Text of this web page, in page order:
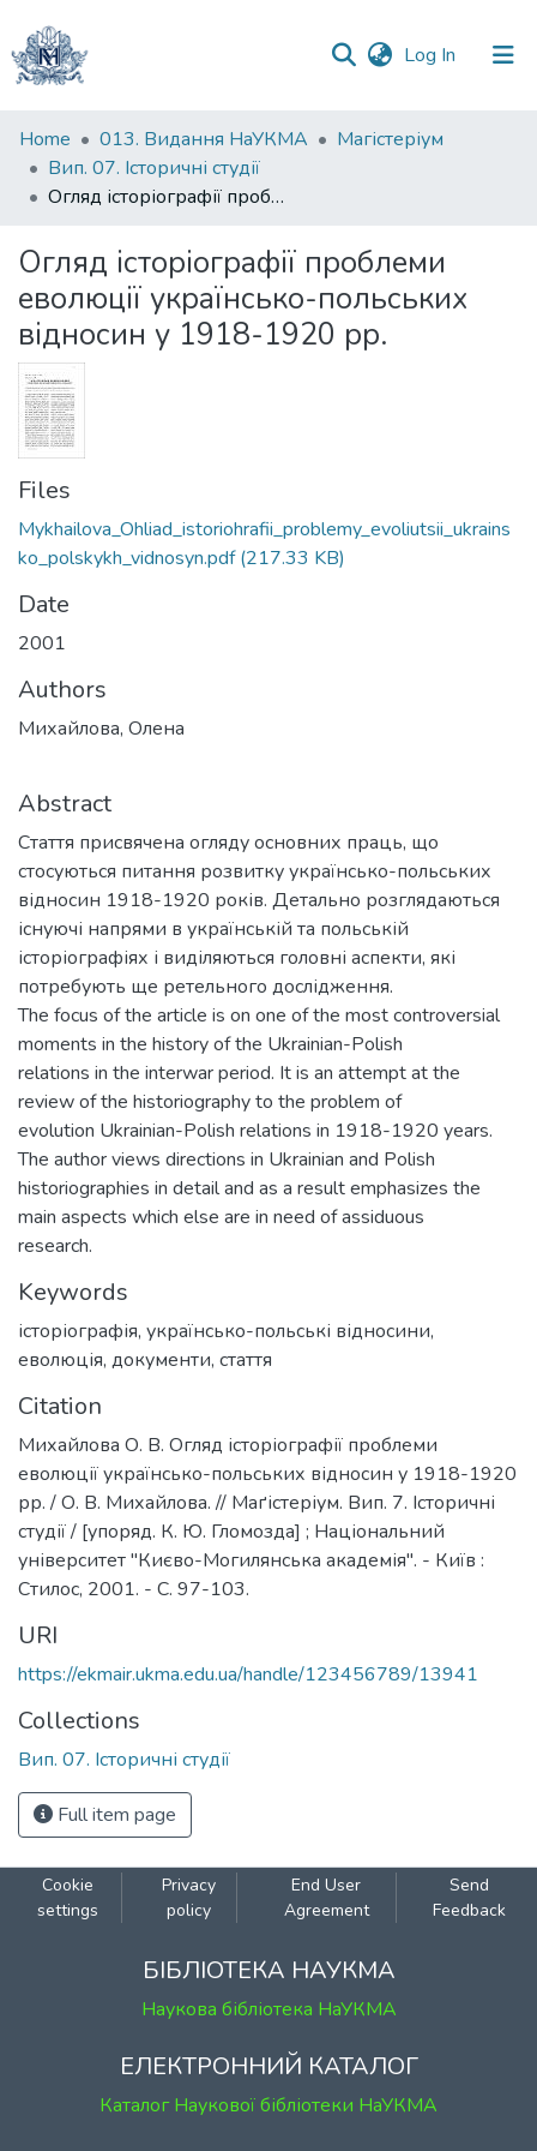
Log In (current)
Communities
&
Collections
Statistics
Home 013. Видання НаУКМА
Магістеріум
Вип. 07. Історичні студії
Огляд історіографії проблеми еволюції українсько-польських відносин у 1918-1920 рр.
Огляд історіографії проблеми
еволюції українсько-польських
відносин у 1918-1920 рр.
Files
Mykhailova_Ohliad_istoriohrafii_problemy_evoliutsii_ukrains
ko_polskykh_vidnosyn.pdf(217.33 KB)
Date
2001
Authors
Михайлова, Олена
Abstract
Стаття присвячена огляду основних праць, що
стосуються питання розвитку українсько-польських
відносин 1918-1920 років. Детально розглядаються
існуючі напрями в українській та польській
історіографіях і виділяються головні аспекти, які
потребують ще ретельного дослідження.
The focus of the article is on one of the most controversial
moments in the history of the Ukrainian-Polish
relations in the interwar period. It is an attempt at the
review of the historiography to the problem of
evolution Ukrainian-Polish relations in 1918-1920 years.
The author views directions in Ukrainian and Polish
historiographies in detail and as a result emphasizes the
main aspects which else are in need of assiduous
research.
Keywords
історіографія, українсько-польські відносини,
еволюція, документи, стаття
Citation
Михайлова О. В. Огляд історіографії проблеми
еволюції українсько-польських відносин у 1918-1920
рр. / О. В. Михайлова. // Маґістеріум. Вип. 7. Історичні
студії / [упоряд. К. Ю. Гломозда] ; Національний
університет "Києво-Могилянська академія". - Київ :
Стилос, 2001. - C. 97-103.
URI
https://ekmair.ukma.edu.ua/handle/123456789/13941
Collections
Вип. 07. Історичні студії
Full item page
Cookie
settings
Privacy
policy
End User
Agreement
Send
Feedback
БІБЛІОТЕКА НАУКМА
Наукова бібліотека НаУКМА
ЕЛЕКТРОННИЙ КАТАЛОГ
Каталог Наукової бібліотеки НаУКМА